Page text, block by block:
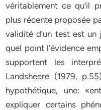
véritablement ce qu’il
plus récente proposée
validité d’un test est un
quel point l’évidence
supportent les
Landsheere (1979,
hypothétique, une:
expliquer certains